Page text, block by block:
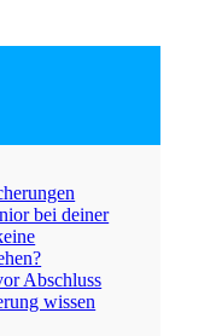
bei deiner
Abschluss
wissen